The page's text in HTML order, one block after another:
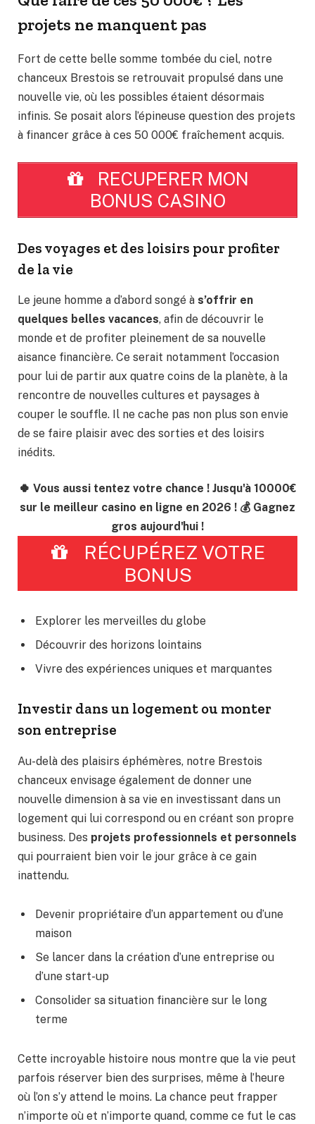
projets ne manquent pas
Fort de cette belle somme tombée du ciel, notre
chanceux Brestois se retrouvait propulsé dans une
nouvelle vie, où les possibles étaient désormais
infinis. Se posait alors l’épineuse question des projets
à financer grâce à ces 50 000€ fraîchement acquis.
RECUPERER MON
BONUS CASINO
Des voyages et des loisirs pour profiter
de la vie
Le jeune homme a d’abord songé à s’offrir en
quelques belles vacances, afin de découvrir le
monde et de profiter pleinement de sa nouvelle
aisance financière. Ce serait notamment l’occasion
pour lui de partir aux quatre coins de la planète, à la
rencontre de nouvelles cultures et paysages à
couper le souffle. Il ne cache pas non plus son envie
de se faire plaisir avec des sorties et des loisirs
inédits.
🍀 Vous aussi tentez votre chance ! Jusqu'à 10000€
sur le meilleur casino en ligne en 2026 ! 💰 Gagnez
gros aujourd'hui !
RÉCUPÉREZ VOTRE
BONUS
Explorer les merveilles du globe
Découvrir des horizons lointains
Vivre des expériences uniques et marquantes
Investir dans un logement ou monter
son entreprise
Au-delà des plaisirs éphémères, notre Brestois
chanceux envisage également de donner une
nouvelle dimension à sa vie en investissant dans un
logement qui lui correspond ou en créant son propre
business. Des projets professionnels et personnels
qui pourraient bien voir le jour grâce à ce gain
inattendu.
Devenir propriétaire d’un appartement ou d’une
maison
Se lancer dans la création d’une entreprise ou
d’une start-up
Consolider sa situation financière sur le long
terme
Cette incroyable histoire nous montre que la vie peut
parfois réserver bien des surprises, même à l’heure
où l’on s’y attend le moins. La chance peut frapper
n’importe où et n’importe quand, comme ce fut le cas